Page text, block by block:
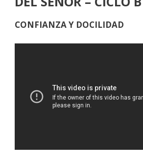
CONFIANZA Y DOCILIDAD